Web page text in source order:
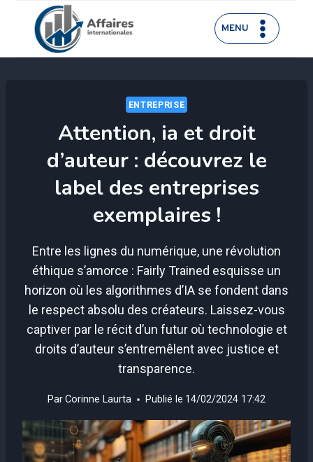
contenu
MENU
ENTREPRISE
Attention, ia et droit
d’auteur : découvrez le
label des entreprises
exemplaires !
Entre les lignes du numérique, une révolution
éthique s’amorce : Fairly Trained esquisse un
horizon où les algorithmes d’IA se fondent dans
le respect absolu des créateurs. Laissez-vous
captiver par le récit d’un futur où technologie et
droits d’auteur s’entremêlent avec justice et
transparence.
ParCorinne Laurta Publié le 14/02/2024 17:42